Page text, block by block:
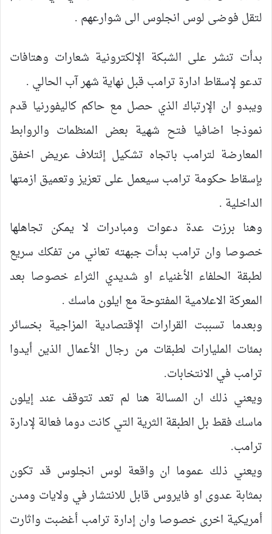
لتقل فوضى لوس انجلوس الى شوارعهم .
بدأت تنشر على الشبكة الإلكترونية شعارات وهتافات
تدعو لإسقاط ادارة ترامب قبل نهاية شهر آب الحالي .
ويبدو ان الإرتباك الذي حصل مع حاكم كاليفورنيا قدم
نموذجا اضافيا فتح شهية بعض المنظمات والروابط
المعارضة لترامب باتجاه تشكيل إئتلاف عريض اخفق
بإسقاط حكومة ترامب سيعمل على تعزيز وتعميق ازمتها
الداخلية .
وهنا برزت عدة دعوات ومبادرات لا يمكن تجاهلها
خصوصا وان ترامب بدأت جبهته تعاني من تفكك سريع
لطبقة الحلفاء الأغنياء او شديدي الثراء خصوصا بعد
المعركة الاعلامية المفتوحة مع ايلون ماسك .
وبعدما تسببت القرارات الإقتصادية المزاجية بخسائر
بمئات المليارات لطبقات من رجال الأعمال الذين أيدوا
ترامب في الانتخابات.
ويعني ذلك ان المسالة هنا لم تعد تتوقف عند إيلون
ماسك فقط بل الطبقة الثرية التي كانت دوما فعالة لإدارة
ترامب.
ويعني ذلك عموما ان واقعة لوس انجلوس قد تكون
بمثابة عدوى او فايروس قابل للانتشار في ولايات ومدن
أمريكية اخرى خصوصا وان إدارة ترامب أغضبت واثارت